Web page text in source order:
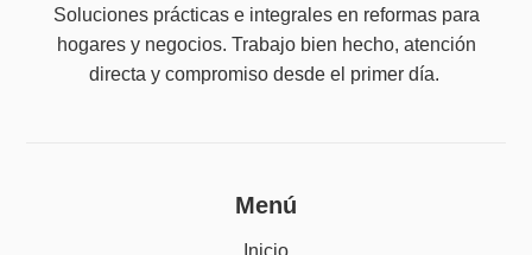
Soluciones prácticas e integrales en reformas para
hogares y negocios. Trabajo bien hecho, atención
directa y compromiso desde el primer día.
Menú
Inicio